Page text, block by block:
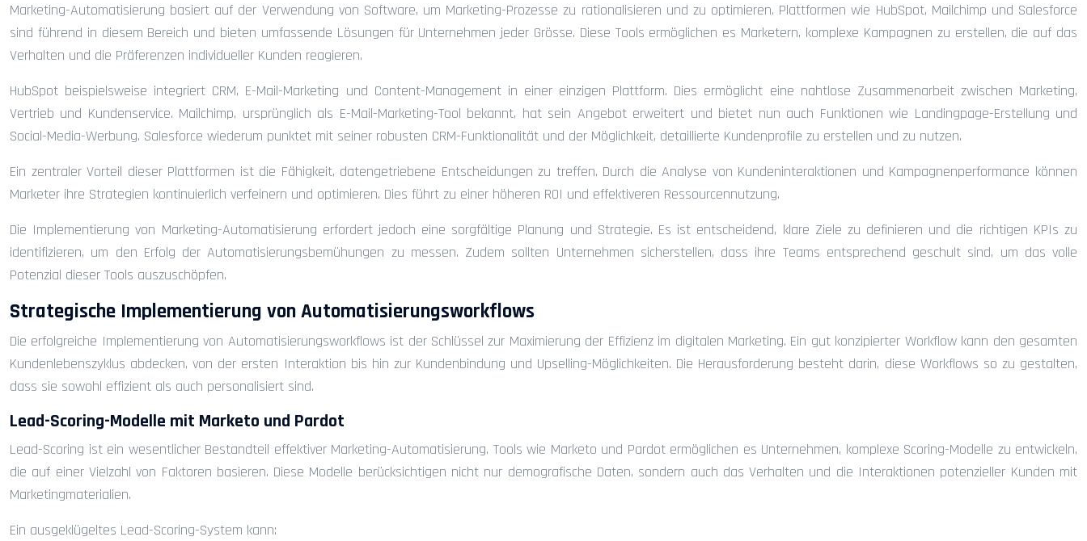
Marketing-Automatisierung basiert auf der Verwendung von Software, um Marketing-Prozesse zu rationalisieren und zu optimieren. Plattformen wie HubSpot, Mailchimp und Salesforce
sind führend in diesem Bereich und bieten umfassende Lösungen für Unternehmen jeder Grösse. Diese Tools ermöglichen es Marketern, komplexe Kampagnen zu erstellen, die auf das
Verhalten und die Präferenzen individueller Kunden reagieren.
HubSpot beispielsweise integriert CRM, E-Mail-Marketing und Content-Management in einer einzigen Plattform. Dies ermöglicht eine nahtlose Zusammenarbeit zwischen Marketing,
Vertrieb und Kundenservice. Mailchimp, ursprünglich als E-Mail-Marketing-Tool bekannt, hat sein Angebot erweitert und bietet nun auch Funktionen wie Landingpage-Erstellung und
Social-Media-Werbung. Salesforce wiederum punktet mit seiner robusten CRM-Funktionalität und der Möglichkeit, detaillierte Kundenprofile zu erstellen und zu nutzen.
Ein zentraler Vorteil dieser Plattformen ist die Fähigkeit, datengetriebene Entscheidungen zu treffen. Durch die Analyse von Kundeninteraktionen und Kampagnenperformance können
Marketer ihre Strategien kontinuierlich verfeinern und optimieren. Dies führt zu einer höheren ROI und effektiveren Ressourcennutzung.
Die Implementierung von Marketing-Automatisierung erfordert jedoch eine sorgfältige Planung und Strategie. Es ist entscheidend, klare Ziele zu definieren und die richtigen KPIs zu
identifizieren, um den Erfolg der Automatisierungsbemühungen zu messen. Zudem sollten Unternehmen sicherstellen, dass ihre Teams entsprechend geschult sind, um das volle
Potenzial dieser Tools auszuschöpfen.
Strategische Implementierung von Automatisierungsworkflows
Die erfolgreiche Implementierung von Automatisierungsworkflows ist der Schlüssel zur Maximierung der Effizienz im digitalen Marketing. Ein gut konzipierter Workflow kann den gesamten
Kundenlebenszyklus abdecken, von der ersten Interaktion bis hin zur Kundenbindung und Upselling-Möglichkeiten. Die Herausforderung besteht darin, diese Workflows so zu gestalten,
dass sie sowohl effizient als auch personalisiert sind.
Lead-Scoring-Modelle mit Marketo und Pardot
Lead-Scoring ist ein wesentlicher Bestandteil effektiver Marketing-Automatisierung. Tools wie Marketo und Pardot ermöglichen es Unternehmen, komplexe Scoring-Modelle zu entwickeln,
die auf einer Vielzahl von Faktoren basieren. Diese Modelle berücksichtigen nicht nur demografische Daten, sondern auch das Verhalten und die Interaktionen potenzieller Kunden mit
Marketingmaterialien.
Ein ausgeklügeltes Lead-Scoring-System kann: